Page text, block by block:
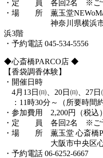
・定 員 各回2名 ※ご
・場 所 薫玉堂
神奈川県横浜市西区
浜3階
・予約電話 045-534-5556
◆心斎橋PARCO店 ◆
【香袋調香体験】
・開催日時
4月13日㈰、20日㈰、27日
：11時30分～（所要時間約
・参加費用 2,200円（税込）
・定 員 各回2名 ※ご
・場 所 薫玉堂 心斎
大阪市中央区心斎橋
・予約電話 06-6252-6667